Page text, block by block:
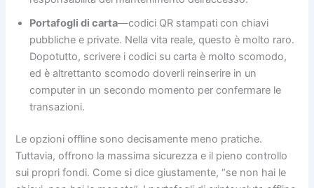
Portafogli di carta—codici QR stampati con chiavi
pubbliche e private. Nella vita reale, questo è molto raro.
Dopotutto, scrivere i codici su carta è molto scomodo,
ed è altrettanto scomodo doverli reinserire in un
computer in un secondo momento per confermare le
transazioni.
Le opzioni offline sono decisamente meno pratiche.
Tuttavia, offrono la massima sicurezza e il pieno controllo
sui propri fondi. Come si dice giustamente, “se non hai le